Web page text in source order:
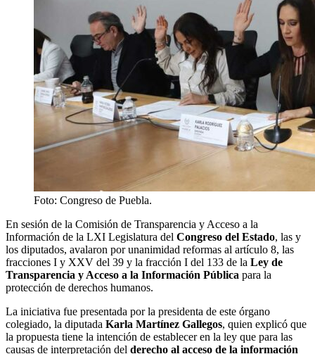
Foto: Congreso de Puebla.
En sesión de la Comisión de Transparencia y Acceso a la
Información de la LXI Legislatura del Congreso del Estado, las y
los diputados, avalaron por unanimidad reformas al artículo 8, las
fracciones I y XXV del 39 y la fracción I del 133 de la Ley de
Transparencia y Acceso a la Información Pública para la
protección de derechos humanos.
La iniciativa fue presentada por la presidenta de este órgano
colegiado, la diputada Karla Martínez Gallegos, quien explicó que
la propuesta tiene la intención de establecer en la ley que para las
causas de interpretación del derecho al acceso de la información